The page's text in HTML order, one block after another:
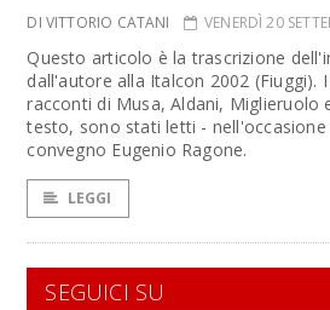
DI VITTORIO CATANI VENERDÌ 20
Questo articolo è la trascrizione
dall'autore alla Italcon 2002 (Fiuggi).
racconti di Musa, Aldani, Miglieruolo
testo, sono stati letti -
convegno Eugenio Ragone.
LEGGI
SEGUICI SU